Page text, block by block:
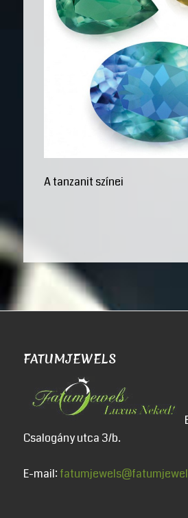
A tanzanit színei
FATUMJEWELS
Csalogány utca 3/b.
E-mail: